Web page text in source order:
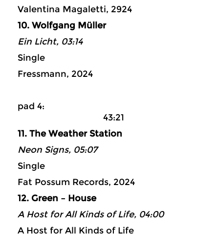
Valentina Magaletti, 2924
10. Wolfgang Müller
Ein Licht, 03:14
Single
Fressmann, 2024
pad 4:
43:21
11. The Weather Station
Neon Signs, 05:07
Single
Fat Possum Records, 2024
12. Green – House
A Host for All Kinds of Life, 04:00
A Host for All Kinds of Life